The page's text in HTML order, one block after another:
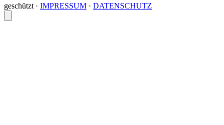
geschützt· IMPRESSUM · DATENSCHUTZ